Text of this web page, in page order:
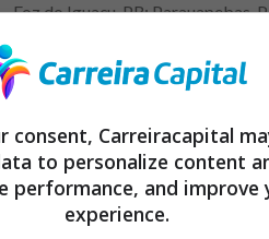
Foz do Iguaçu, PR; Parauapebas,
MT; Porto Velho, RO e muito
Cafeteria em Campo
em Cotia – SP; Operador(a)
– DF e não termina por aqui!
mencionadas
no Assaí Atacadista, é
consent, Carreiracapital
to personalize content
performance, and improve
experience.